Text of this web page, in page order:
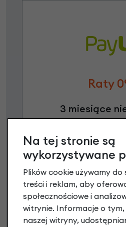
Raty
3 miesiące
Poznaj
Niniejsza propozycja nie stanowi
66 Kodeksu Cywilnego.
Na tej stronie są
wykorzystywane
Plików cookie używamy
treści i reklam, aby
społecznościowe i
witrynie. Informacje o
naszej witryny,